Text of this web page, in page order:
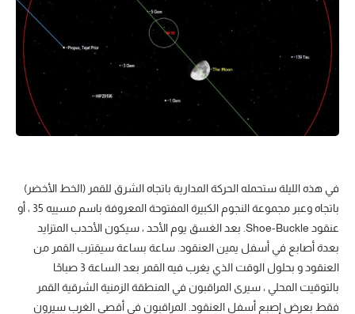
في هذه الليلة ستحمله الحركة المدارية باتجاه الشرق للقمر (الخط الأخضر)
باتجاه وعبر مجموعة النجوم الكبيرة المفتوحة المعروفة باسم مسييه 35 ، أو
عنقود Shoe-Buckle. بعد الغسق يوم الأحد ، سيكون الأحدب المتزايد
بعدة أصابع في أسفل يمين العنقود. ساعة بساعة سيقترب القمر من
العنقود و بحلول الوقت الذي يغرب فيه القمر بعد الساعة 3 صباحًا
بالتوقيت المحلي ، سيرى المراقبون في المنطقة الزمنية الشرقية القمر
فقط بعرض إصبع أسفل العنقود. المراقبون في أقصى الغرب سيرون